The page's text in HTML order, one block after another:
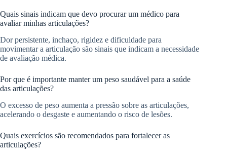
Quais sinais indicam que devo procurar um médico para
avaliar minhas articulações?
Dor persistente, inchaço, rigidez e dificuldade para
movimentar a articulação são sinais que indicam a necessidade
de avaliação médica.
Por que é importante manter um peso saudável para a saúde
das articulações?
O excesso de peso aumenta a pressão sobre as articulações,
acelerando o desgaste e aumentando o risco de lesões.
Quais exercícios são recomendados para fortalecer as
articulações?